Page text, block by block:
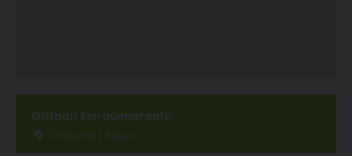
Oittaan koirauimaranta
Oittaantie 1, Espoo